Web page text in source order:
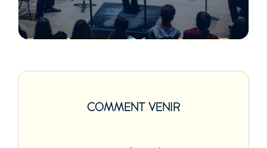
COMMENT VENIR